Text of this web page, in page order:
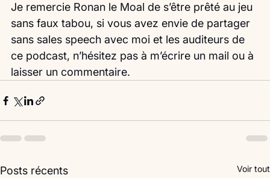
Je remercie Ronan le Moal de s’être prêté au jeu
sans faux tabou, si vous avez envie de partager
sans sales speech avec moi et les auditeurs de
ce podcast, n’hésitez pas à m’écrire un mail ou à
laisser un commentaire.
Posts récents Voir tout